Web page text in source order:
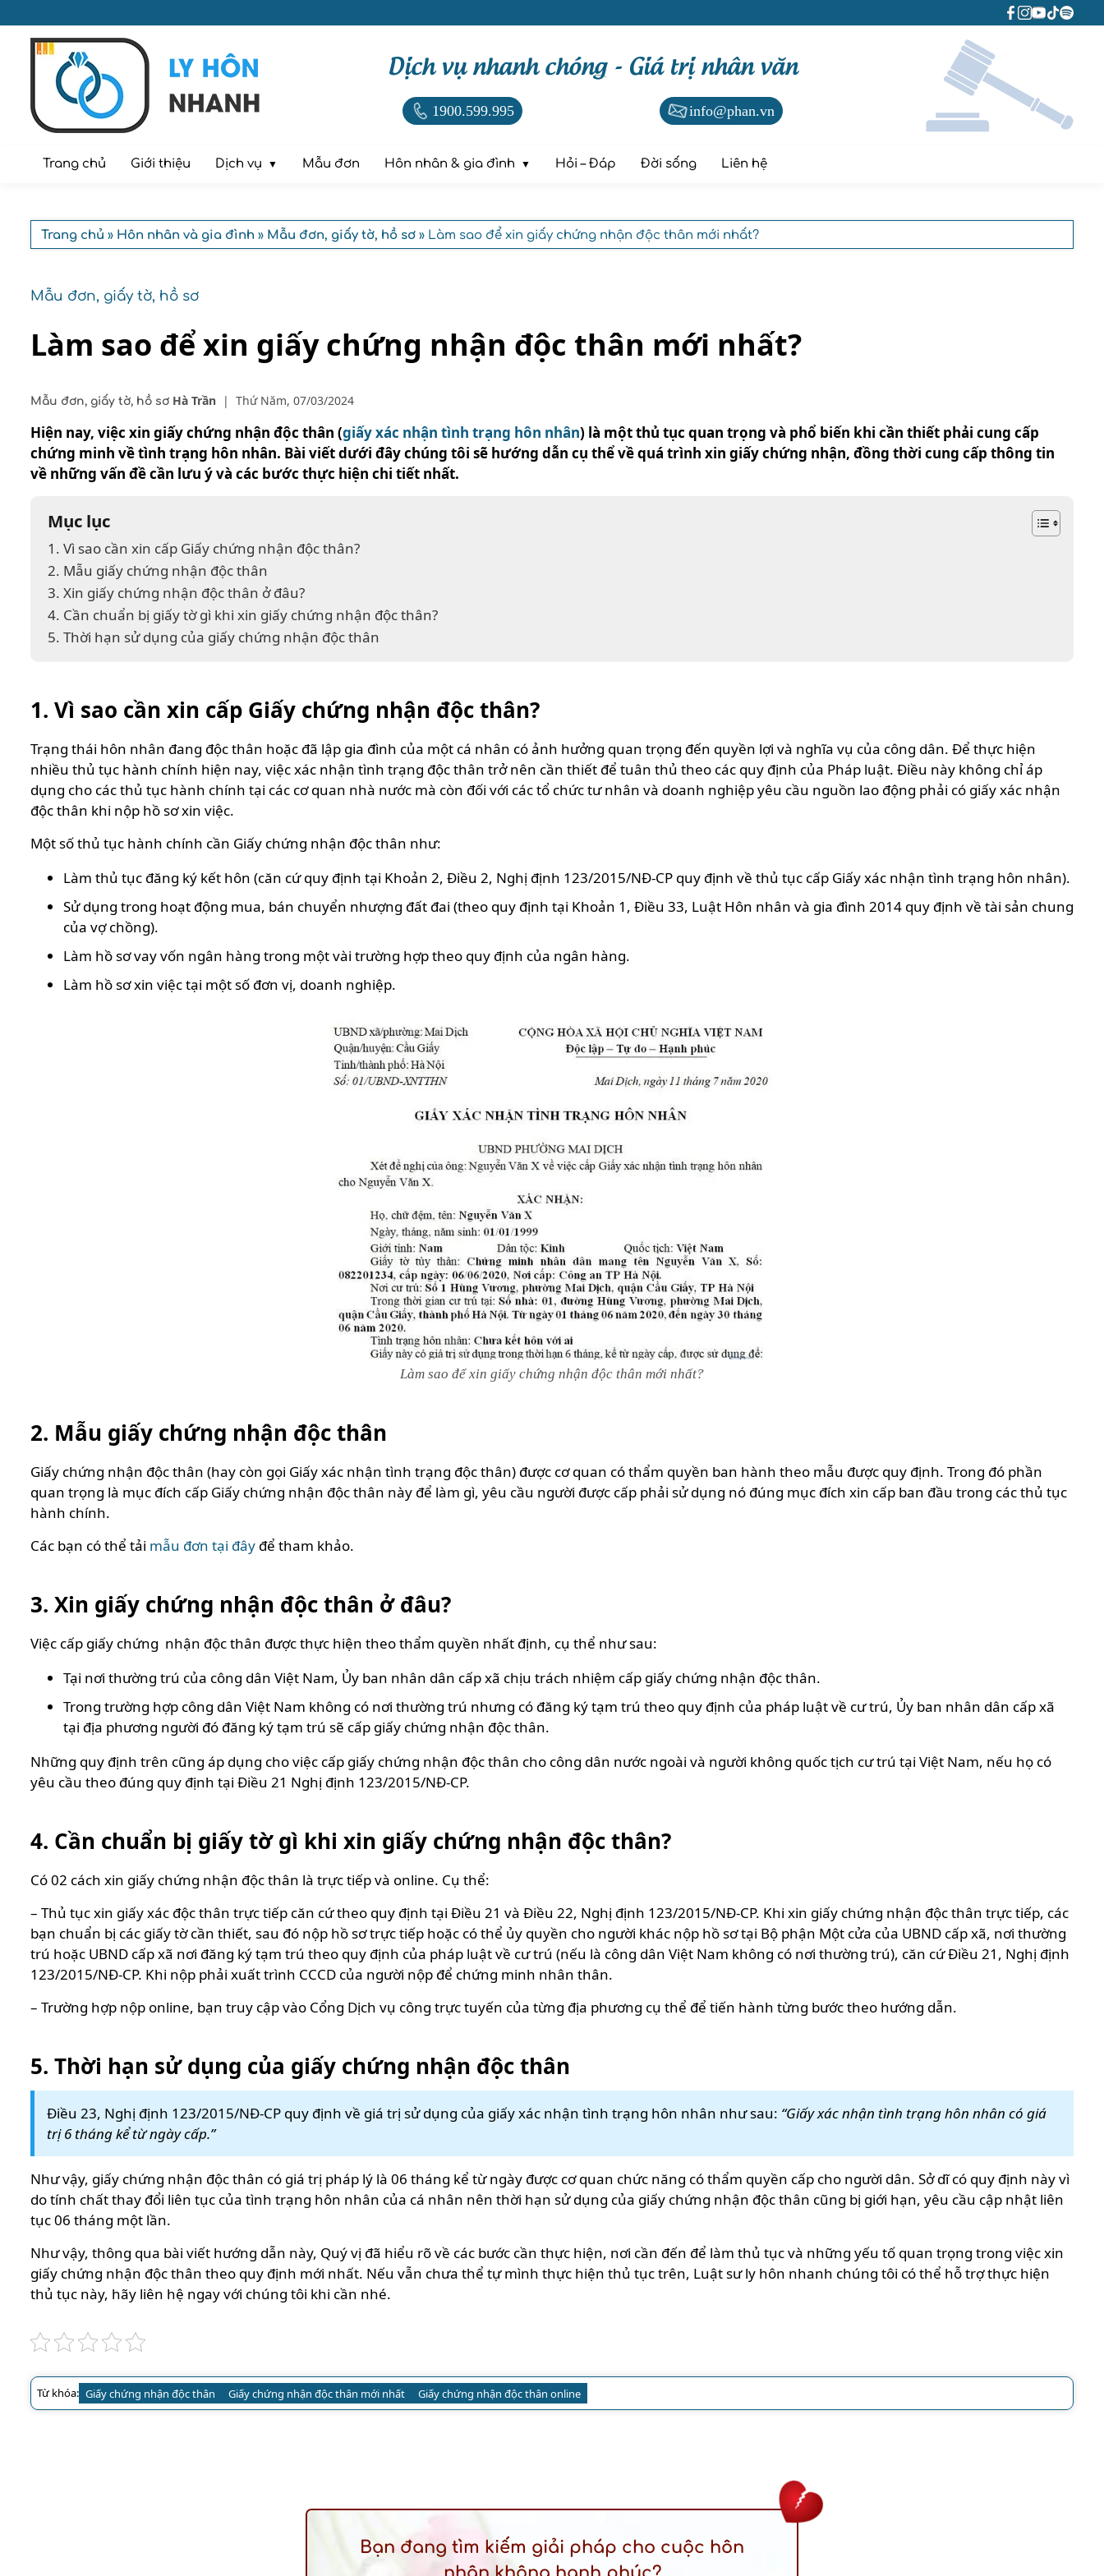
Dịch vụ nhanh chóng - Giá trị nhân văn
1900.599.995 info@phan.vn
Trang chủ Giới thiệu Dịch vụ Mẫu đơn Hôn nhân & gia đình Hỏi – Đáp Đời sống Liên hệ
Trang chủ » Hôn nhân và gia đình » Mẫu đơn, giấy tờ, hồ sơ » Làm sao để xin giấy chứng nhận độc thân mới nhất?
Mẫu đơn, giấy tờ, hồ sơ
Làm sao để xin giấy chứng nhận độc thân mới nhất?
Mẫu đơn, giấy tờ, hồ sơ Hà Trần | Thứ Năm, 07/03/2024
Hiện nay, việc xin giấy chứng nhận độc thân (giấy xác nhận tình trạng hôn nhân) là một thủ tục quan trọng và phổ biến khi cần thiết phải cung cấp
chứng minh về tình trạng hôn nhân. Bài viết dưới đây chúng tôi sẽ hướng dẫn cụ thể về quá trình xin giấy chứng nhận, đồng thời cung cấp thông tin
về những vấn đề cần lưu ý và các bước thực hiện chi tiết nhất.
Mục lục
1. Vì sao cần xin cấp Giấy chứng nhận độc thân?
2. Mẫu giấy chứng nhận độc thân
3. Xin giấy chứng nhận độc thân ở đâu?
4. Cần chuẩn bị giấy tờ gì khi xin giấy chứng nhận độc thân?
5. Thời hạn sử dụng của giấy chứng nhận độc thân
1. Vì sao cần xin cấp Giấy chứng nhận độc thân?
Trạng thái hôn nhân đang độc thân hoặc đã lập gia đình của một cá nhân có ảnh hưởng quan trọng đến quyền lợi và nghĩa vụ của công dân. Để thực hiện
nhiều thủ tục hành chính hiện nay, việc xác nhận tình trạng độc thân trở nên cần thiết để tuân thủ theo các quy định của Pháp luật. Điều này không chỉ áp
dụng cho các thủ tục hành chính tại các cơ quan nhà nước mà còn đối với các tổ chức tư nhân và doanh nghiệp yêu cầu nguồn lao động phải có giấy xác nhận
độc thân khi nộp hồ sơ xin việc.
Một số thủ tục hành chính cần Giấy chứng nhận độc thân như:
Làm thủ tục đăng ký kết hôn (căn cứ quy định tại Khoản 2, Điều 2, Nghị định 123/2015/NĐ-CP quy định về thủ tục cấp Giấy xác nhận tình trạng hôn nhân).
Sử dụng trong hoạt động mua, bán chuyển nhượng đất đai (theo quy định tại Khoản 1, Điều 33, Luật Hôn nhân và gia đình 2014 quy định về tài sản chung
của vợ chồng).
Làm hồ sơ vay vốn ngân hàng trong một vài trường hợp theo quy định của ngân hàng.
Làm hồ sơ xin việc tại một số đơn vị, doanh nghiệp.
Làm sao để xin giấy chứng nhận độc thân mới nhất?
2. Mẫu giấy chứng nhận độc thân
Giấy chứng nhận độc thân (hay còn gọi Giấy xác nhận tình trạng độc thân) được cơ quan có thẩm quyền ban hành theo mẫu được quy định. Trong đó phần
quan trọng là mục đích cấp Giấy chứng nhận độc thân này để làm gì, yêu cầu người được cấp phải sử dụng nó đúng mục đích xin cấp ban đầu trong các thủ tục
hành chính.
Các bạn có thể tải mẫu đơn tại đây để tham khảo.
3. Xin giấy chứng nhận độc thân ở đâu?
Việc cấp giấy chứng nhận độc thân được thực hiện theo thẩm quyền nhất định, cụ thể như sau:
Tại nơi thường trú của công dân Việt Nam, Ủy ban nhân dân cấp xã chịu trách nhiệm cấp giấy chứng nhận độc thân.
Trong trường hợp công dân Việt Nam không có nơi thường trú nhưng có đăng ký tạm trú theo quy định của pháp luật về cư trú, Ủy ban nhân dân cấp xã
tại địa phương người đó đăng ký tạm trú sẽ cấp giấy chứng nhận độc thân.
Những quy định trên cũng áp dụng cho việc cấp giấy chứng nhận độc thân cho công dân nước ngoài và người không quốc tịch cư trú tại Việt Nam, nếu họ có
yêu cầu theo đúng quy định tại Điều 21 Nghị định 123/2015/NĐ-CP.
4. Cần chuẩn bị giấy tờ gì khi xin giấy chứng nhận độc thân?
Có 02 cách xin giấy chứng nhận độc thân là trực tiếp và online. Cụ thể:
– Thủ tục xin giấy xác độc thân trực tiếp căn cứ theo quy định tại Điều 21 và Điều 22, Nghị định 123/2015/NĐ-CP. Khi xin giấy chứng nhận độc thân trực tiếp, các
bạn chuẩn bị các giấy tờ cần thiết, sau đó nộp hồ sơ trực tiếp hoặc có thể ủy quyền cho người khác nộp hồ sơ tại Bộ phận Một cửa của UBND cấp xã, nơi thường
trú hoặc UBND cấp xã nơi đăng ký tạm trú theo quy định của pháp luật về cư trú (nếu là công dân Việt Nam không có nơi thường trú), căn cứ Điều 21, Nghị định
123/2015/NĐ-CP. Khi nộp phải xuất trình CCCD của người nộp để chứng minh nhân thân.
– Trường hợp nộp online, bạn truy cập vào Cổng Dịch vụ công trực tuyến của từng địa phương cụ thể để tiến hành từng bước theo hướng dẫn.
5. Thời hạn sử dụng của giấy chứng nhận độc thân
Điều 23, Nghị định 123/2015/NĐ-CP quy định về giá trị sử dụng của giấy xác nhận tình trạng hôn nhân như sau: “Giấy xác nhận tình trạng hôn nhân có giá
trị 6 tháng kể từ ngày cấp.”
Như vậy, giấy chứng nhận độc thân có giá trị pháp lý là 06 tháng kể từ ngày được cơ quan chức năng có thẩm quyền cấp cho người dân. Sở dĩ có quy định này vì
do tính chất thay đổi liên tục của tình trạng hôn nhân của cá nhân nên thời hạn sử dụng của giấy chứng nhận độc thân cũng bị giới hạn, yêu cầu cập nhật liên
tục 06 tháng một lần.
Như vậy, thông qua bài viết hướng dẫn này, Quý vị đã hiểu rõ về các bước cần thực hiện, nơi cần đến để làm thủ tục và những yếu tố quan trọng trong việc xin
giấy chứng nhận độc thân theo quy định mới nhất. Nếu vẫn chưa thể tự mình thực hiện thủ tục trên, Luật sư ly hôn nhanh chúng tôi có thể hỗ trợ thực hiện
thủ tục này, hãy liên hệ ngay với chúng tôi khi cần nhé.
Từ khóa: Giấy chứng nhận độc thân Giấy chứng nhận độc thân mới nhất Giấy chứng nhận độc thân online
Bạn đang tìm kiếm giải pháp cho cuộc hôn